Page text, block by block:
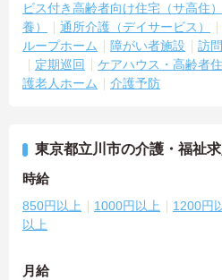
ビス付き高齢者向け住宅（サ高住）
養）
通所介護（デイサービス）
ループホーム
障がい者施設 訪
定期巡回
ケアハウス・高齢者
護老人ホーム
介護予防
東京都立川市の介護・福祉
時給
850円以上 1000円以上 1200円
以上
月給